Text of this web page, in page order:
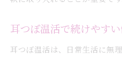
耳つぼ温活で続けやす
耳つぼ温活は、日常生活に無